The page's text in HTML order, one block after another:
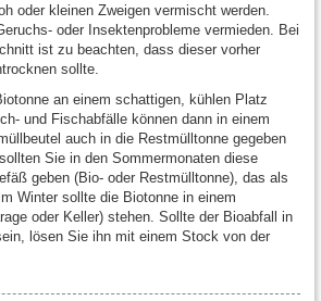
oder kleinen Zweigen vermischt werden.
oder Insektenprobleme vermieden. Bei
ist zu beachten, dass dieser vorher
sollte.
an einem schattigen, kühlen Platz
und Fischabfälle können dann in einem
auch in die Restmülltonne gegeben
Sie in den Sommermonaten diese
geben (Bio- oder Restmülltonne), das als
Winter sollte die Biotonne in einem
oder Keller) stehen. Sollte der Bioabfall in
lösen Sie ihn mit einem Stock von der